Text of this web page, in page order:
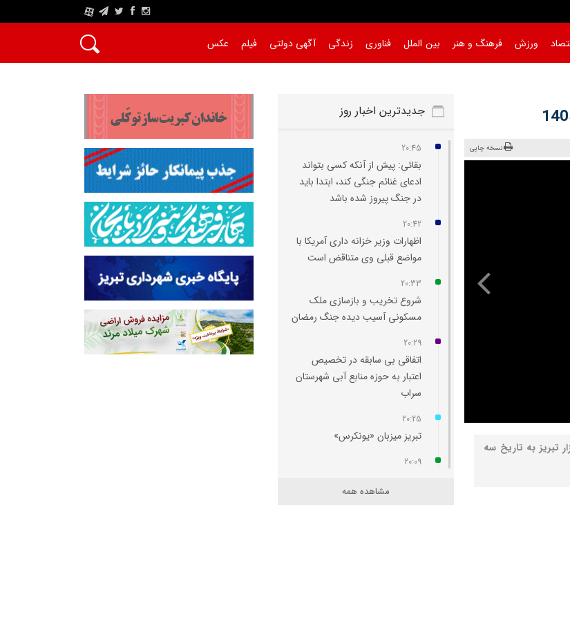
A
ورزش فرهنگ و هنر بین الملل فناوری زندگی آگهی دولتی فیلم عکس
نسخه چاپی
تبریز به تاریخ سه
جدیدترین اخبار روز
20:45
بقائی: پیش از آنکه کسی بتواند
ادعای غنائم جنگی کند، ابتدا باید
در جنگ پیروز شده باشد
20:42
اظهارات وزیر خزانه‌ داری آمریکا با
مواضع قبلی وی متناقض است
20:33
شروع تخریب و بازسازی ملک
مسکونی آسیب‌ دیده جنگ رمضان
20:29
اتفاقی بی سابقه در تخصیص
اعتبار به حوزه منابع آبی شهرستان
سراب
20:25
تبریز میزبان «یونکرس»
20:09
مشاهده همه